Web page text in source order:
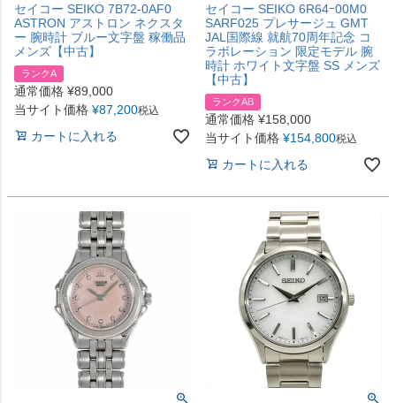
セイコー SEIKO 7B72-0AF0
ASTRON アストロン ネクスタ
ー 腕時計 ブルー文字盤 稼働品
メンズ【中古】
ランクA
通常価格 ¥89,000
当サイト価格 ¥87,200税込
カートに入れる
セイコー SEIKO 6R64ｰ00M0
SARF025 プレサージュ GMT
JAL国際線 就航70周年記念 コ
ラボレーション 限定モデル 腕
時計 ホワイト文字盤 SS メンズ
【中古】
ランクAB
通常価格 ¥158,000
当サイト価格 ¥154,800税込
カートに入れる